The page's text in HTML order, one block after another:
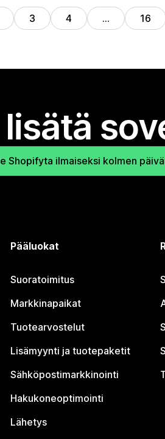
3 4 … 16
Shopifyta ilmaiseksi kolmen
Pääluokat
Suoratoimitus
Markkinapaikat
Tuotearvostelut
Lisämyynti ja tuotepaketit
Sähköpostimarkkinointi
Hakukoneoptimointi
Lähetys